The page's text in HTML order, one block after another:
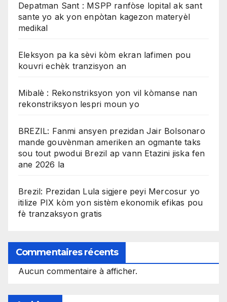
Depatman Sant : MSPP ranfòse lopital ak sant
sante yo ak yon enpòtan kagezon materyèl
medikal
Eleksyon pa ka sèvi kòm ekran lafimen pou
kouvri echèk tranzisyon an
Mibalè : Rekonstriksyon yon vil kòmanse nan
rekonstriksyon lespri moun yo
BREZIL: Fanmi ansyen prezidan Jair Bolsonaro
mande gouvènman ameriken an ogmante taks
sou tout pwodui Brezil ap vann Etazini jiska fen
ane 2026 la
Brezil: Prezidan Lula sigjere peyi Mercosur yo
itilize PIX kòm yon sistèm ekonomik efikas pou
fè tranzaksyon gratis
Commentaires récents
Aucun commentaire à afficher.